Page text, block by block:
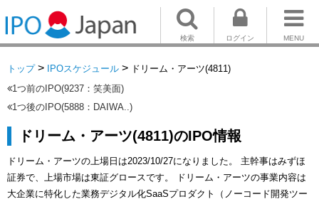
MENU
ログイン
検索
トップ> IPOスケジュール > ドリーム・アーツ(4811)
1つ前のIPO(9237：笑美面)
1つ後のIPO(5888：DAIWA..)
ドリーム・アーツ(4811)のIPO情報
ドリーム・アーツの上場日は2023/10/27になりました。 主幹事はみずほ
証券で、上場市場は東証グロースです。 ドリーム・アーツの事業内容は
大企業に特化した業務デジタル化SaaSプロダクト（ノーコード開発ツー